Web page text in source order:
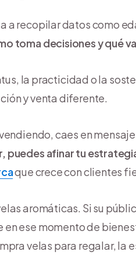
a recopilar datos como
toma decisiones y qué
la practicidad o la
y venta diferente.
caes en
puedes afinar tu
que crece con clientes
aromáticas. Si su
ese momento de
velas para regalar, la